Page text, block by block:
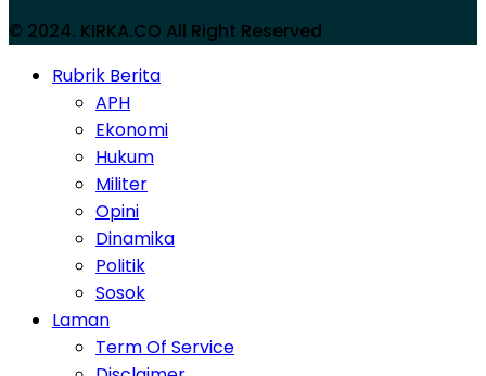
© 2024. KIRKA.CO All Right Reserved
Rubrik Berita
APH
Ekonomi
Hukum
Militer
Opini
Dinamika
Politik
Sosok
Laman
Term Of Service